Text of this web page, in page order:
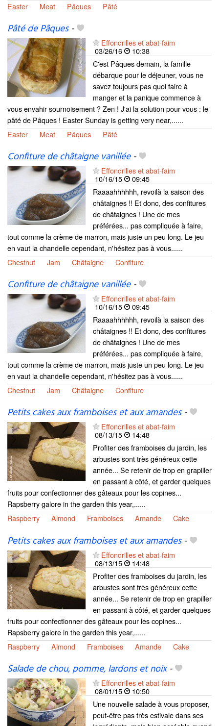
Easter
Meat Pâques Pâté
Pâté de Pâques-
Effondrilles et abat-faim
03/26/16
10:38
C'est Pâques demain, la famille
débarque pour le déjeuner, vous ne
savez toujours pas quoi faire à
manger et la panique commence à
vous envahir sournoisement ? Zen ! J'ai la solution pour vous : le
pâté de Pâques ! Easter Sunday is getting very near,......
Easter
Meat Pâques Pâté
Confiture de châtaigne vanillée-
Effondrilles et abat-faim
10/16/15
09:45
Raaaahhhhhh, revoilà la saison des
châtaignes !! Et donc, des confitures
de châtaignes ! Une de mes
préférées... pas compliquée à faire,
tout comme la crème de marron, mais juste un peu long. Le jeu
en vaut la chandelle cependant, n'hésitez pas à vous......
Chestnut
Jam Châtaigne Confiture
Confiture de châtaigne vanillée-
Effondrilles et abat-faim
10/16/15
09:45
Raaaahhhhhh, revoilà la saison des
châtaignes !! Et donc, des confitures
de châtaignes ! Une de mes
préférées... pas compliquée à faire,
tout comme la crème de marron, mais juste un peu long. Le jeu
en vaut la chandelle cependant, n'hésitez pas à vous......
Chestnut
Jam Châtaigne Confiture
Petits cakes aux framboises et aux amandes-
Effondrilles et abat-faim
08/13/15
14:48
Profiter des framboises du jardin, les
arbustes sont très généreux cette
année... Se retenir de trop en grapiller
en passant à côté, et garder quelques
fruits pour confectionner des gâteaux pour les copines...
Rapsberry galore in the garden this year,......
Raspberry
Almond Framboises Amande Cake
Petits cakes aux framboises et aux amandes-
Effondrilles et abat-faim
08/13/15
14:48
Profiter des framboises du jardin, les
arbustes sont très généreux cette
année... Se retenir de trop en grapiller
en passant à côté, et garder quelques
fruits pour confectionner des gâteaux pour les copines...
Rapsberry galore in the garden this year,......
Raspberry
Almond Framboises Amande Cake
Salade de chou, pomme, lardons et noix-
Effondrilles et abat-faim
08/01/15
10:50
Une nouvelle salade à vous proposer,
peut-être pas très estivale dans ses